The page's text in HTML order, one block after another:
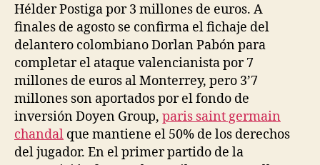
Hélder Postiga por 3 millones de euros. A
finales de agosto se confirma el fichaje del
delantero colombiano Dorlan Pabón para
completar el ataque valencianista por 7
millones de euros al Monterrey, pero 3’7
millones son aportados por el fondo de
inversión Doyen Group, paris saint germain
chandal que mantiene el 50% de los derechos
del jugador. En el primer partido de la